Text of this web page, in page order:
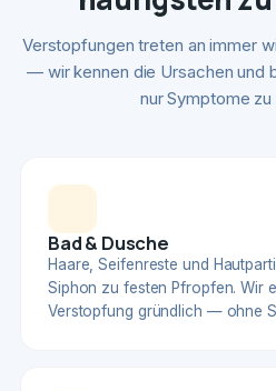
Verstopfungen treten an immer
— wir kennen die Ursachen und
nur Symptome zu
Bad & Dusche
Haare, Seifenreste und
Siphon zu festen Pfropfen. Wir
Verstopfung gründlich — ohne